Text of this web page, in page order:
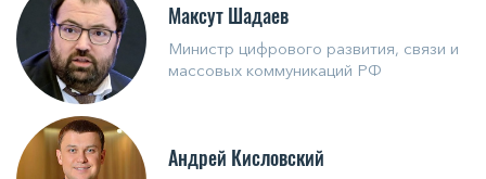
Максут Шадаев
Министр цифрового развития, связи и
массовых коммуникаций РФ
Андрей Кисловский